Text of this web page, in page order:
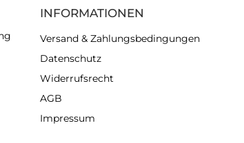
INFORMATIONEN
Versand & Zahlungsbedingungen
Datenschutz
Widerrufsrecht
AGB
Impressum